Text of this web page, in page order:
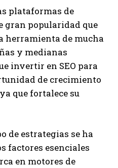
plataformas de
gran popularidad que
herramienta de mucha
y medianas
invertir en SEO para
de crecimiento
que fortalece su
de estrategias se ha
factores esenciales
en motores de